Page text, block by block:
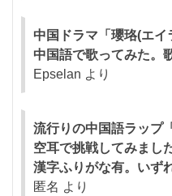
中国ドラマ「瓔珞(エ
中国語で歌ってみた。
Epselan より
流行りの中国語ラップ
空耳で挑戦してみまし
漢字ふりがな有。いず
匿名 より